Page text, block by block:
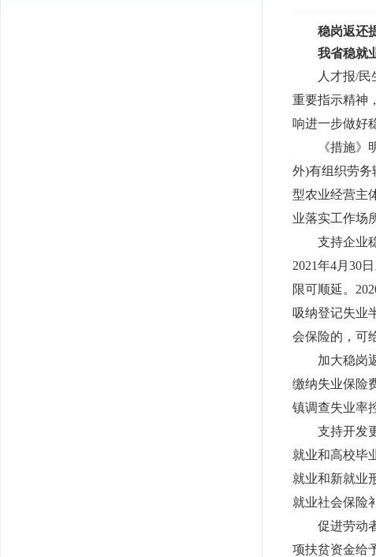
稳岗返还
我省稳就
人才报/
重要指示精神
响进一步做好
《措施
外)有组织劳务
型农业经营主
业落实工作场
支持企业
2021年4月30
限可顺延。
吸纳登记失业
会保险的，可
加大稳岗
缴纳失业保险
镇调查失业率
支持开发
就业和高校毕
就业和新就业
就业社会保险
促进劳动
项扶贫资金给